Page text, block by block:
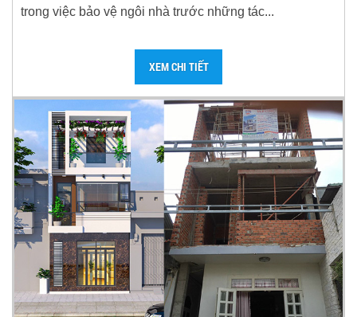
trong việc bảo vệ ngôi nhà trước những tác...
XEM CHI TIẾT